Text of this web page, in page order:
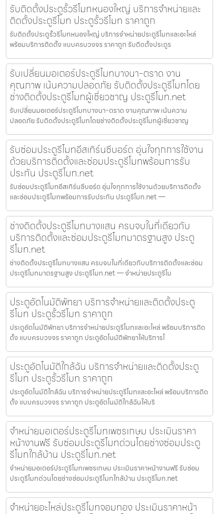
รับติดตั้งประตูรั้วรีโมทหนองใหญ่ บริการจำหน่ายและ
ติดตั้งประตูรีโมท ประตูรั้วรีโมท ราคาถูก
รับติดตั้งประตูรั้วรีโมทหนองใหญ่ บริการจำหน่ายประตูรีโมทและอะไหล่
พร้อมบริการติดตั้ง แบบครบวงจร ราคาถูก รับติดตั้งประตูร
รับเปลี่ยนมอเตอร์ประตูรีโมทบางนา-ตราด งาน
คุณภาพ เน้นความปลอดภัย รับติดตั้งประตูรีโมทโดย
ช่างติดตั้งประตูรีโมทผู้เชี่ยวชาญ ประตูรีโมท.net
รับเปลี่ยนมอเตอร์ประตูรีโมทบางนา-ตราด งานคุณภาพ เน้นความ
ปลอดภัย รับติดตั้งประตูรีโมทโดยช่างติดตั้งประตูรีโมทผู้เชี่ยวชาญ
รับซ่อมประตูรีโมทอีสเทิร์นซีบอร์ด อุ่นใจทุกการใช้งาน
ด้วยบริการติดตั้งและซ่อมประตูรีโมทพร้อมการรับ
ประกัน ประตูรีโมท.net
รับซ่อมประตูรีโมทอีสเทิร์นซีบอร์ด อุ่นใจทุกการใช้งานด้วยบริการติดตั้ง
และซ่อมประตูรีโมทพร้อมการรับประกัน ประตูรีโมท.net —
ช่างติดตั้งประตูรีโมทบางแสน ครบจบในที่เดียวกับ
บริการติดตั้งและซ่อมประตูรีโมทมาตรฐานสูง ประตู
รีโมท.net
ช่างติดตั้งประตูรีโมทบางแสน ครบจบในที่เดียวกับบริการติดตั้งและซ่อม
ประตูรีโมทมาตรฐานสูง ประตูรีโมท.net — จำหน่ายประตูรีโม
ประตูอัตโนมัติพัทยา บริการจำหน่ายและติดตั้งประตู
รีโมท ประตูรั้วรีโมท ราคาถูก
ประตูอัตโนมัติพัทยา บริการจำหน่ายประตูรีโมทและอะไหล่ พร้อมบริการติด
ตั้ง แบบครบวงจร ราคาถูก ประตูอัตโนมัติพัทยาให้บริการโ
ประตูอัตโนมัติใกล้ฉัน บริการจำหน่ายและติดตั้งประตู
รีโมท ประตูรั้วรีโมท ราคาถูก
ประตูอัตโนมัติใกล้ฉัน บริการจำหน่ายประตูรีโมทและอะไหล่ พร้อมบริการติด
ตั้ง แบบครบวงจร ราคาถูก ประตูอัตโนมัติใกล้ฉันให้บริ
จำหน่ายมอเตอร์ประตูรีโมทเพชรเกษม ประเมินราคา
หน้างานฟรี รับซ่อมประตูรีโมทด่วนโดยช่างซ่อมประตู
รีโมทใกล้บ้าน ประตูรีโมท.net
จำหน่ายมอเตอร์ประตูรีโมทเพชรเกษม ประเมินราคาหน้างานฟรี รับซ่อม
ประตูรีโมทด่วนโดยช่างซ่อมประตูรีโมทใกล้บ้าน ประตูรีโมท.net
จำหน่ายอะไหล่ประตูรีโมทจอมทอง ประเมินราคาหน้า